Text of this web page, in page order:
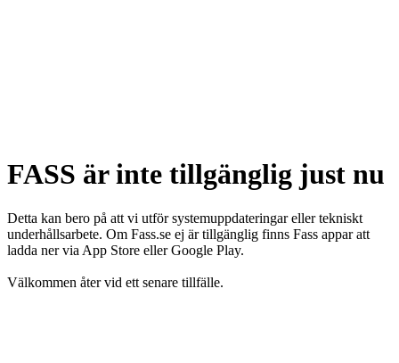
FASS är inte tillgänglig just nu
Detta kan bero på att vi utför systemuppdateringar eller tekniskt
underhållsarbete. Om Fass.se ej är tillgänglig finns Fass appar att
ladda ner via App Store eller Google Play.
Välkommen åter vid ett senare tillfälle.